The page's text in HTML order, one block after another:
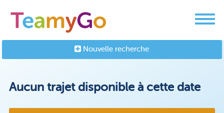
Nouvelle recherche
Aucun trajet disponible à cette date